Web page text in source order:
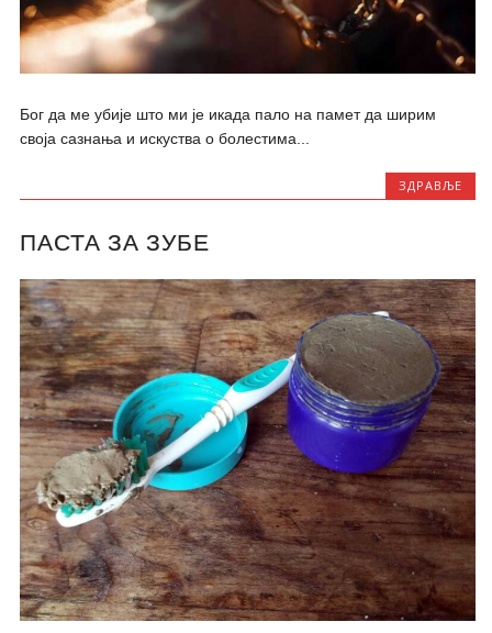
Бог да ме убије што ми је икада пало на памет да ширим
своја сазнања и искуства о болестима...
ЗДРАВЉЕ
ПАСТА ЗА ЗУБЕ